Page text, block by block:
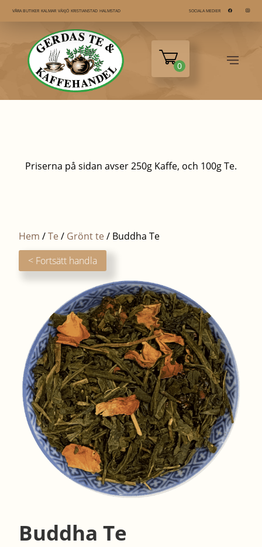
VÅRA BUTIKER KALMAR VÄXJÖ KRISTIANSTAD HALMSTAD SOCIALA MEDIER
0
Priserna på sidan avser 250g Kaffe, och 100g Te.
Hem /Te / Grönt te / Buddha Te
< Fortsätt handla
Buddha Te